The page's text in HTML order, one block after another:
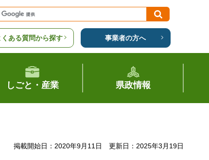
くある質問から探す 事業者の方へ
しごと・産業 県政情報
掲載開始日：2020年9月11日 更新日：2025年3月19日